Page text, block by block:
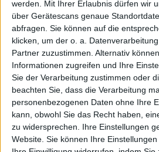
werden.
Mit Ihrer Erlaubnis dürfen wir
über Gerätescans genaue
abfragen. Sie können auf die
klicken, um der o. a.
Partner zuzustimmen. Alternativ
Informationen zugreifen und Ihre
Sie der Verarbeitung zustimmen oder
beachten Sie, dass die Verarbeitung
personenbezogenen Daten ohne Ihre
kann, obwohl Sie das Recht haben,
zu widersprechen. Ihre Einstellungen
Website. Sie können Ihre
Punkten
Nach Genres filtern►︎
Aktuelle Alben der Bands